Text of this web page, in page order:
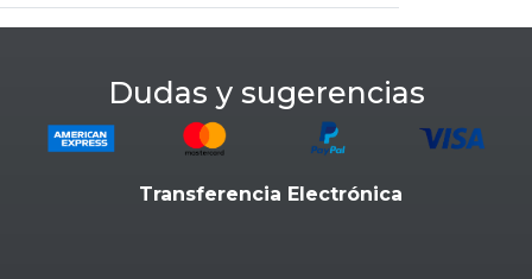
Dudas y sugerencias
Transferencia Electrónica